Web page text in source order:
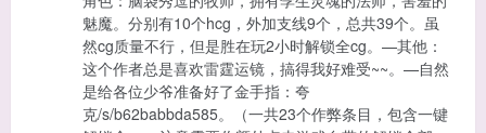
魅魔。分别有10个hcg，外加支线9个，总共39个。虽
然cg质量不行，但是胜在玩2小时解锁全cg。—其他：
这个作者总是喜欢雷霆运镜，搞得我好难受~~。—自然
是给各位少爷准备好了金手指：夸
克/s/b62babbda585。（一共23个作弊条目，包含一键